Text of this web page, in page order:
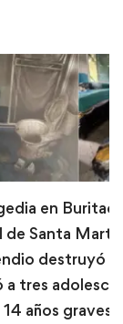
en
de Santa
destruyó
a tres
14 años graves